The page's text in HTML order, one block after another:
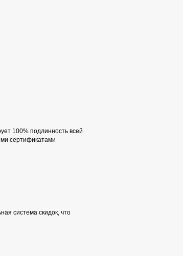
100% подлинность всей
сертификатами
система скидок, что